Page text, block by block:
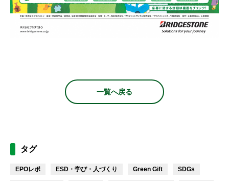
一覧へ戻る
タグ
EPOレポ ESD・学び・人づくり Green Gift SDGs